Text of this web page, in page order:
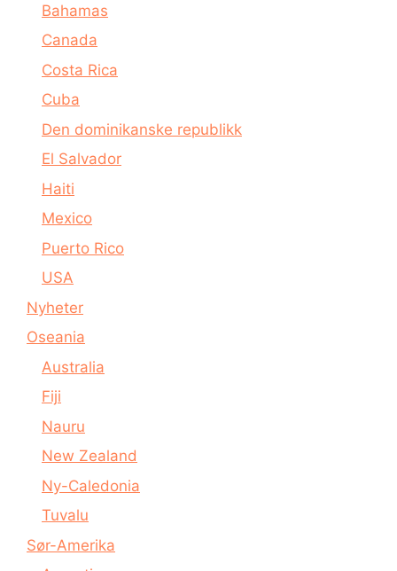
Bahamas
Canada
Costa Rica
Cuba
Den dominikanske republikk
El Salvador
Haiti
Mexico
Puerto Rico
USA
Nyheter
Oseania
Australia
Fiji
Nauru
New Zealand
Ny-Caledonia
Tuvalu
Sør-Amerika